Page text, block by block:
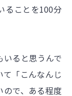
ることを100分
ると思うんで
「こんなんじ
で、ある程度